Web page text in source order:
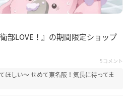
部LOVE！』の期間限定ショップ
5コメント
ほしい〜 せめて東名阪！気長に待ってま